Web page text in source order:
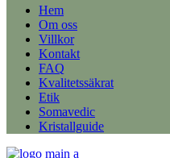
Hem
Om oss
Villkor
Kontakt
FAQ
Kvalitetssäkrat
Etik
Somavedic
Kristallguide